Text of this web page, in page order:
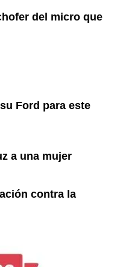
del micro que
Ford para este
a una mujer
contra la